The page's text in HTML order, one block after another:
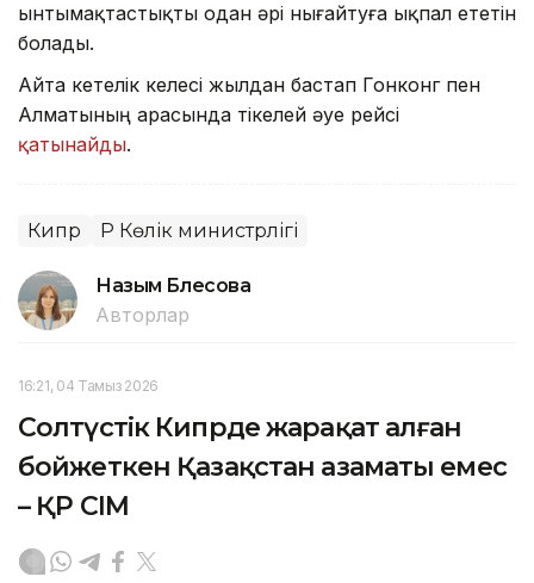
ынтымақтастықты одан әрі нығайтуға ықпал ететін
болады.
Айта кетелік келесі жылдан бастап Гонконг пен
Алматының арасында тікелей әуе рейсі
қатынайды.
Кипр ҚР Көлік министрлігі
Назым Бөлесова
Авторлар
16:21, 04 Тамыз 2026
Солтүстік Кипрде жарақат алған
бойжеткен Қазақстан азаматы емес
– ҚР СІМ